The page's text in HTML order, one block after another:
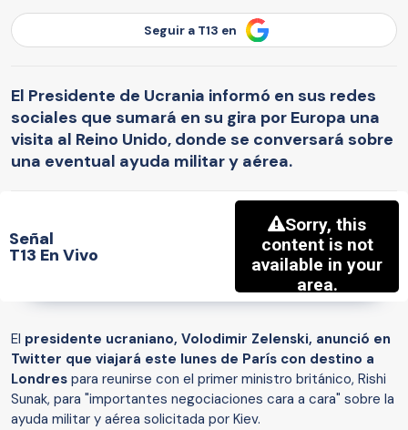
Seguir a T13 en
El Presidente de Ucrania informó en sus redes
sociales que sumará en su gira por Europa una
visita al Reino Unido, donde se conversará sobre
una eventual ayuda militar y aérea.
Señal
T13 En Vivo
El presidente ucraniano, Volodimir Zelenski, anunció en
Twitter que viajará este lunes de París con destino a
Londres para reunirse con el primer ministro británico, Rishi
Sunak, para "importantes negociaciones cara a cara" sobre la
ayuda militar y aérea solicitada por Kiev.